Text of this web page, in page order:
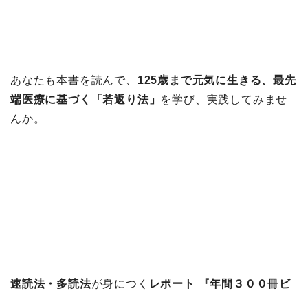
あなたも本書を読んで、 125歳まで元気に生きる、最先
端医療に基づく「若返り法」 を学び、実践してみませ
んか。
速読法・多読法が身につく レポート 『年間３００冊ビ